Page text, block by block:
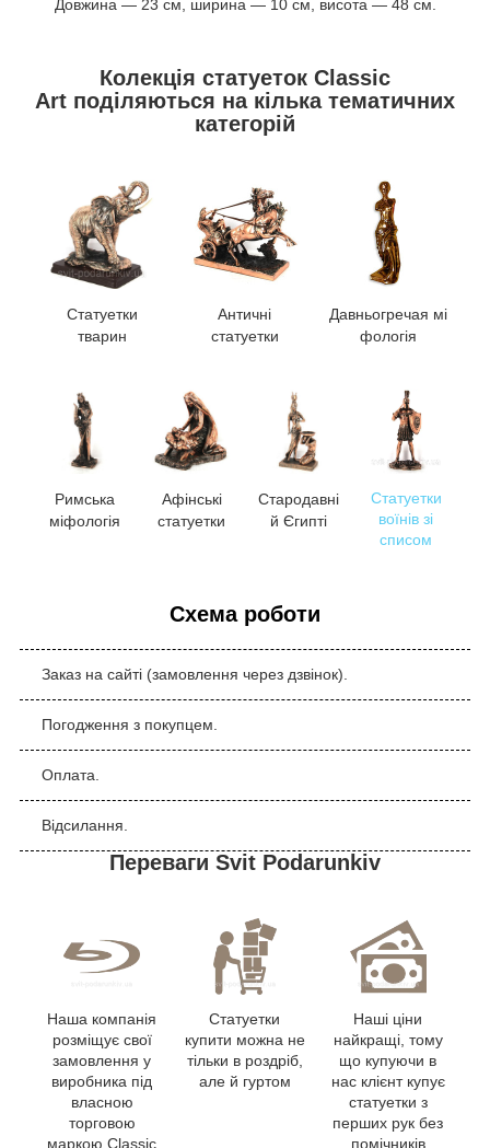
Довжина — 23 см, ширина — 10 см, висота — 48 см.
Колекція статуеток Classic
Art поділяються на кілька тематичних
категорій
Статуетки
тварин
Античні
статуетки
Давньогречая мі
фологія
Римська
міфологія
Афінські
статуетки
Стародавні
й Єгипті
Статуетки
воїнів зі
списом
Схема роботи
Заказ на сайті (замовлення через дзвінок).
Погодження з покупцем.
Оплата.
Відсилання.
Переваги Svit Podarunkiv
Наша компанія
розміщує свої
замовлення у
виробника під
власною
торговою
маркою Classic
Статуетки
купити можна не
тільки в роздріб,
але й гуртом
Наші ціни
найкращі, тому
що купуючи в
нас клієнт купує
статуетки з
перших рук без
помічників